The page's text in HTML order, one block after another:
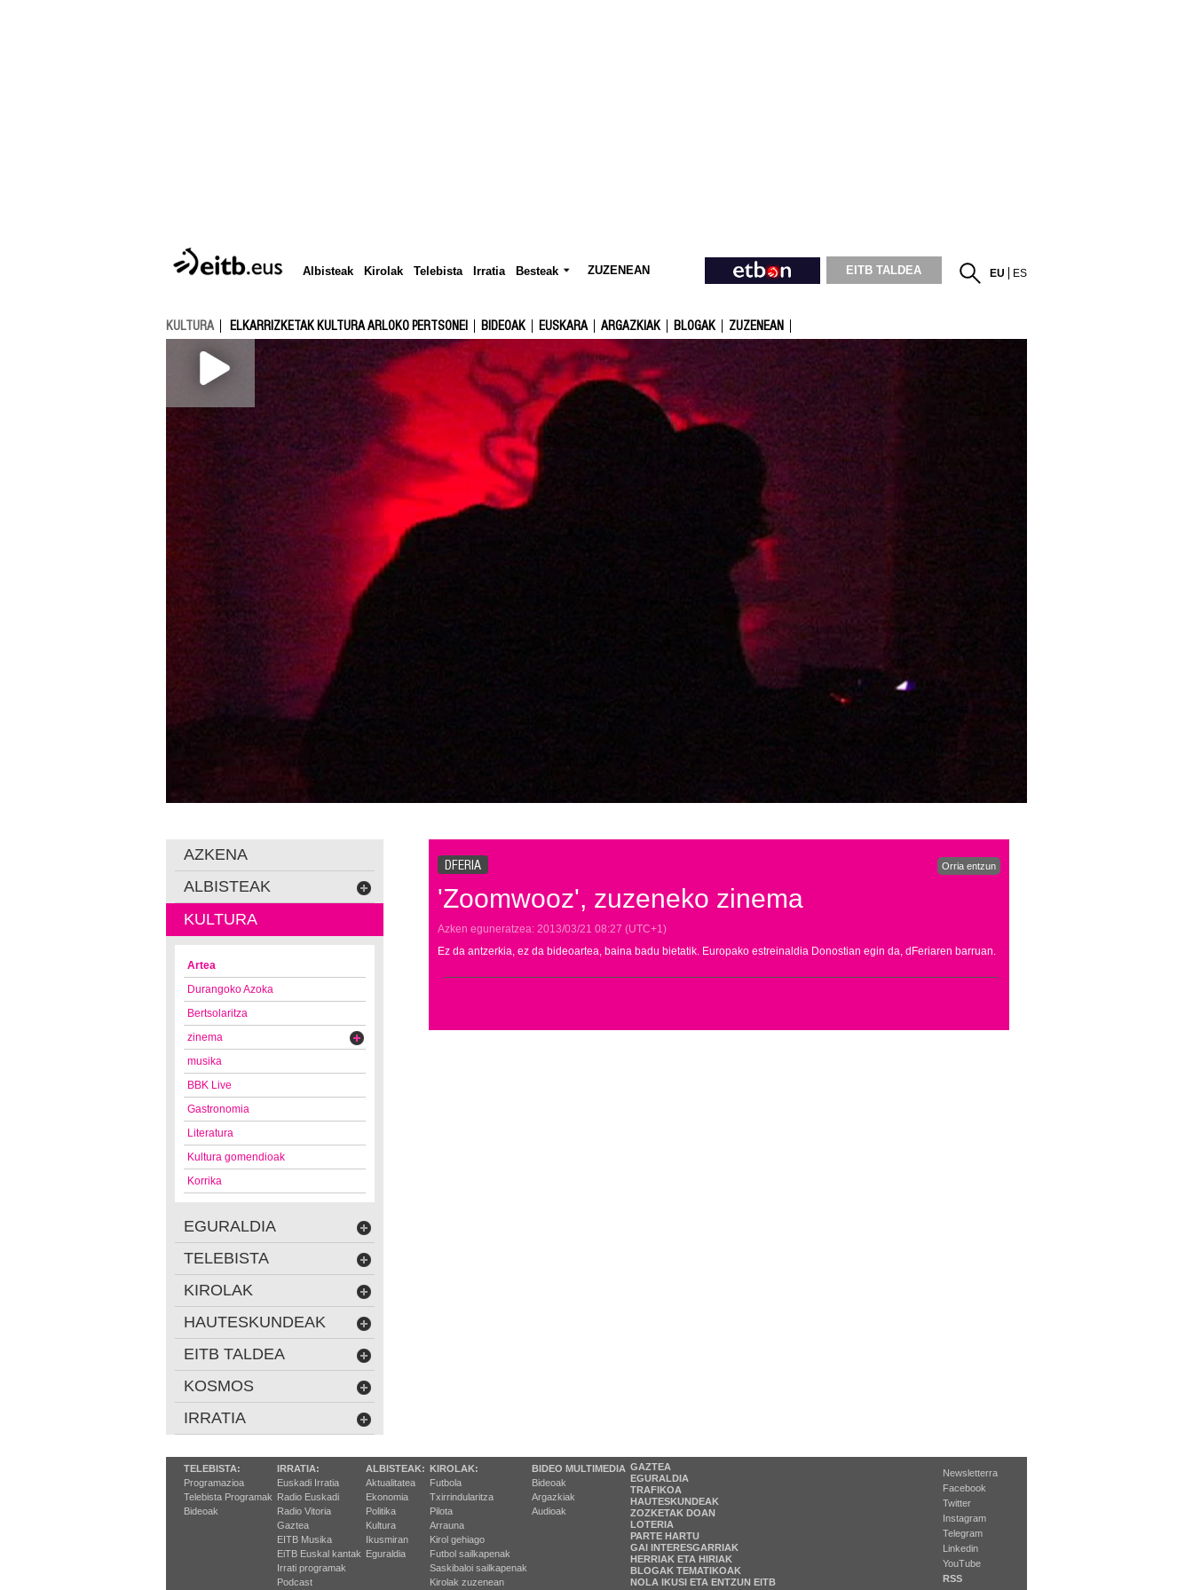
Albisteak Kirolak Telebista Irratia Besteak ZUZENEAN EITB TALDEA EU ES
KULTURA ELKARRIZKETAK KULTURA ARLOKO PERTSONEI BIDEOAK EUSKARA ARGAZKIAK BLOGAK ZUZENEAN
DFERIA Orria entzun
'Zoomwooz', zuzeneko zinema
Azken eguneratzea: 2013/03/21 08:27 (UTC+1)
Ez da antzerkia, ez da bideoartea, baina badu bietatik. Europako estreinaldia Donostian egin da, dFeriaren barruan.
AZKENA
ALBISTEAK
KULTURA
Artea
Durangoko Azoka
Bertsolaritza
zinema
musika
BBK Live
Gastronomia
Literatura
Kultura gomendioak
Korrika
EGURALDIA
TELEBISTA
KIROLAK
HAUTESKUNDEAK
EITB TALDEA
KOSMOS
IRRATIA
TELEBISTA:
Programazioa
Telebista Programak
Bideoak
IRRATIA:
Euskadi Irratia
Radio Euskadi
Radio Vitoria
Gaztea
EITB Musika
EiTB Euskal kantak
Irrati programak
Podcast
ALBISTEAK:
Aktualitatea
Ekonomia
Politika
Kultura
Ikusmiran
Eguraldia
KIROLAK:
Futbola
Txirrindularitza
Pilota
Arrauna
Kirol gehiago
Futbol sailkapenak
Saskibaloi sailkapenak
Kirolak zuzenean
BIDEO MULTIMEDIA
Bideoak
Argazkiak
Audioak
GAZTEA
EGURALDIA
TRAFIKOA
HAUTESKUNDEAK
ZOZKETAK DOAN
LOTERIA
PARTE HARTU
GAI INTERESGARRIAK
HERRIAK ETA HIRIAK
BLOGAK TEMATIKOAK
NOLA IKUSI ETA ENTZUN EITB
Newsletterra
Facebook
Twitter
Instagram
Telegram
Linkedin
YouTube
RSS